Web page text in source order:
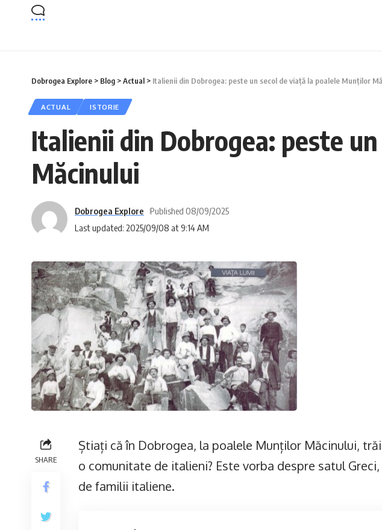
Dobrogea Explore > Blog >Actual > Italienii din Dobrogea: peste un secol de viață la poalele Munților
ACTUAL ISTORIE
Italienii din Dobrogea: peste
Măcinului
Last updated: 2025/09/08 at 9:14 AM
Dobrogea Explore Published 08/09/2025
SHARE
Știați că în Dobrogea, la poalele Munților Măcinului,
o comunitate de italieni? Este vorba despre satul
de familii italiene.